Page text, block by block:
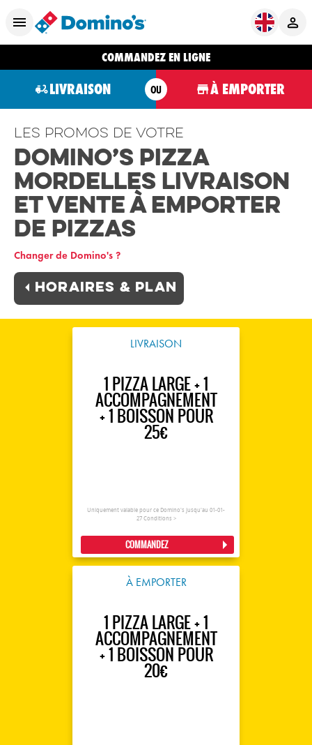
COMMANDEZ EN LIGNE
LIVRAISON OU À EMPORTER
Les promos de votre
Domino’s Pizza
Mordelles Livraison
et Vente à Emporter
de Pizzas
Changer de Domino's ?
Horaires & plan
LIVRAISON
1 PIZZA LARGE + 1
ACCOMPAGNEMENT
+ 1 BOISSON POUR
25€
Uniquement valable pour ce Domino's jusqu'au 01-01-
27 Conditions >
COMMANDEZ
À EMPORTER
1 PIZZA LARGE + 1
ACCOMPAGNEMENT
+ 1 BOISSON POUR
20€